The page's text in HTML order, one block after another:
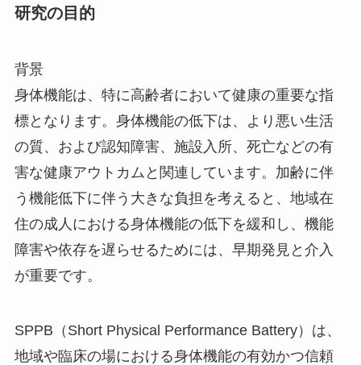
研究の目的
背景
身体機能は、特に高齢者において健康の重要な指
標となります。身体機能の低下は、より悪い生活
の質、および認知障害、施設入所、死亡などの有
害な健康アウトカムと関連しています。加齢に伴
う機能低下に伴う大きな負担を考えると、地域在
住の成人における身体機能の低下を緩和し、機能
障害や依存を遅らせるためには、早期発見と介入
が重要です。
SPPB（Short Physical Performance Battery）は、
地域や臨床の場における身体機能の有効かつ信頼